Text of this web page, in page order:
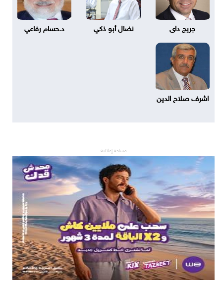
جريج داى نضال أبو ذكي د.حسام رفاعي
اشرف صلاح الدين
مساحة إعلانية